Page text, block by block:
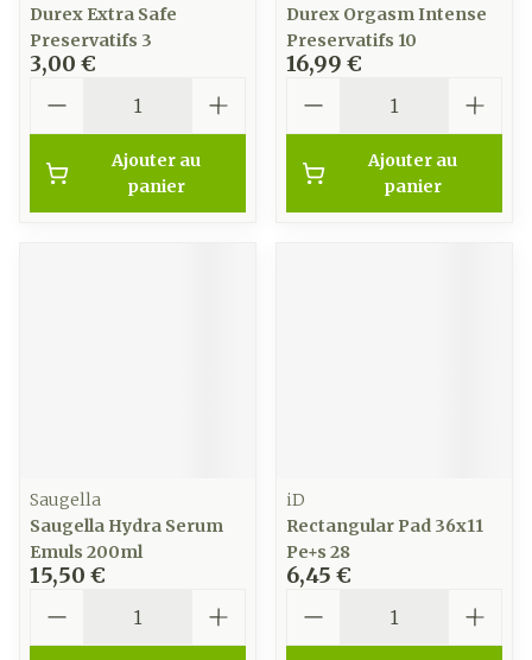
Durex Extra Safe
Preservatifs 3
3,00 €
Ajouter au
panier
Durex Orgasm Intense
Preservatifs 10
16,99 €
Ajouter au
panier
Saugella
Saugella Hydra Serum
Emuls 200ml
15,50 €
iD
Rectangular Pad 36x11
Pe+s 28
6,45 €